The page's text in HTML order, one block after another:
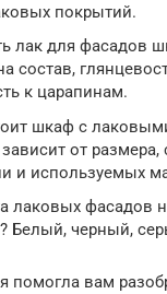
покрытий.
лак для фасадов
состав,
к царапинам.
шкаф с
от размера,
и используемых
лаковых фасадов
Белый, черный,
помогла вам